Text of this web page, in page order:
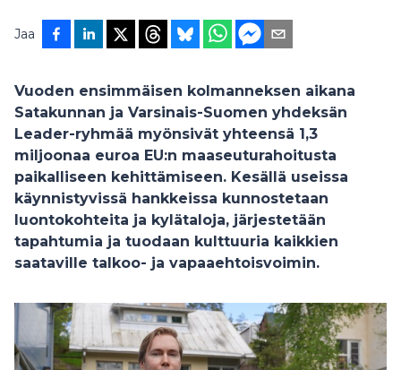
Jaa
Vuoden ensimmäisen kolmanneksen aikana
Satakunnan ja Varsinais-Suomen yhdeksän
Leader-ryhmää myönsivät yhteensä 1,3
miljoonaa euroa EU:n maaseuturahoitusta
paikalliseen kehittämiseen. Kesällä useissa
käynnistyvissä hankkeissa kunnostetaan
luontokohteita ja kylätaloja, järjestetään
tapahtumia ja tuodaan kulttuuria kaikkien
saataville talkoo- ja vapaaehtoisvoimin.